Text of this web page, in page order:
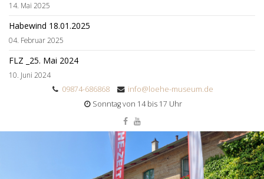
14. Mai 2025
Habewind 18.01.2025
04. Februar 2025
FLZ _25. Mai 2024
10. Juni 2024
09874-686868
info@loehe-museum.de
Sonntag von 14 bis 17 Uhr